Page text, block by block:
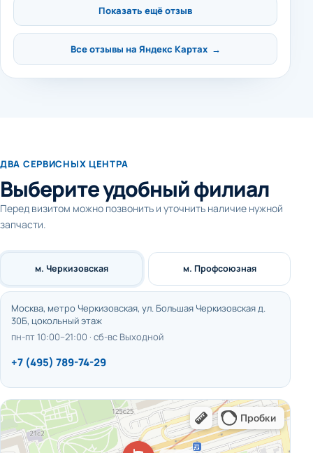
Показать ещё отзыв
Все отзывы на Яндекс Картах →
ДВА СЕРВИСНЫХ ЦЕНТРА
Выберите удобный филиал
Перед визитом можно позвонить и уточнить наличие нужной
запчасти.
м. Черкизовская
Москва, метро Черкизовская, ул. Большая Черкизовская д.
30Б, цокольный этаж
пн-пт 10:00–21:00 · сб-вс Выходной
+7 (495) 789-74-29
м. Профсоюзная